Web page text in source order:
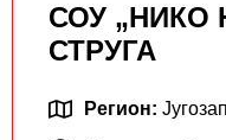
СОУ „НИКО
СТРУГА
Регион: